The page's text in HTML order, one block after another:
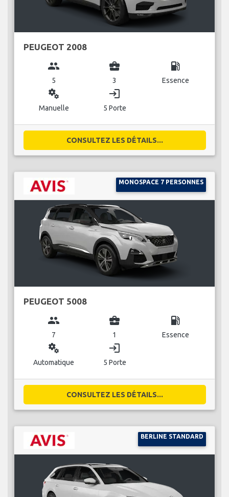
PEUGEOT 2008
group
5
business_center
3
local_gas_station
Essence
miscellaneous_services
Manuelle
login
5 Porte
CONSULTEZ LES DÉTAILS...
MONOSPACE 7 PERSONNES
PEUGEOT 5008
group
7
business_center
1
local_gas_station
Essence
miscellaneous_services
Automatique
login
5 Porte
CONSULTEZ LES DÉTAILS...
BERLINE STANDARD